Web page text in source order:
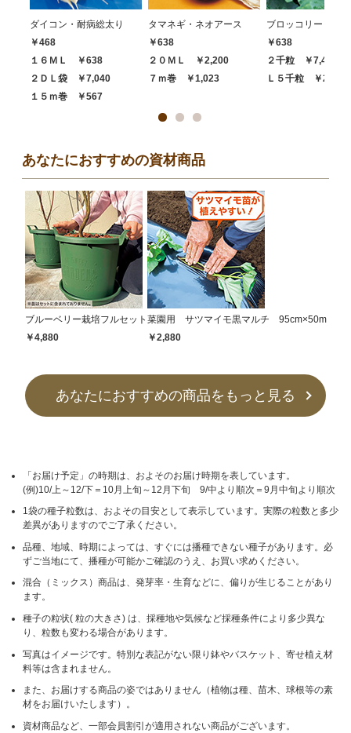
ダイコン・耐病総太り
￥468
１６ＭＬ ￥638
２ＤＬ袋 ￥7,040
１５ｍ巻 ￥567
タマネギ・ネオアース
￥638
２０ＭＬ ￥2,200
７ｍ巻 ￥1,023
ブロッコリー・ハ
￥638
２千粒 ￥7,480
Ｌ５千粒 ￥
あなたにおすすめの資材商品
ブルーベリー栽培フルセット
￥4,880
菜園用 サツマイモ黒マルチ 95cm×50m
￥2,880
あなたにおすすめの商品をもっと見る
「お届け予定」の時期は、およそのお届け時期を表しています。
(例)10/上～12/下＝10月上旬～12月下旬 9/中より順次＝9月中旬より順次
1袋の種子粒数は、およその目安として表示しています。実際の粒数と多少
差異がありますのでご了承ください。
品種、地域、時期によっては、すぐには播種できない種子があります。必
ずご当地にて、播種が可能かご確認のうえ、お買い求めください。
混合（ミックス）商品は、発芽率・生育などに、偏りが生じることがあり
ます。
種子の粒状( 粒の大きさ) は、採種地や気候など採種条件により多少異な
り、粒数も変わる場合があります。
写真はイメージです。特別な表記がない限り鉢やバスケット、寄せ植え材
料等は含まれません。
また、お届けする商品の姿ではありません（植物は種、苗木、球根等の素
材をお届けいたします）。
資材商品など、一部会員割引が適用されない商品がございます。